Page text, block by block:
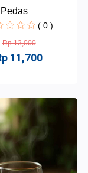
( 0 )
Rp 13,000
11,700